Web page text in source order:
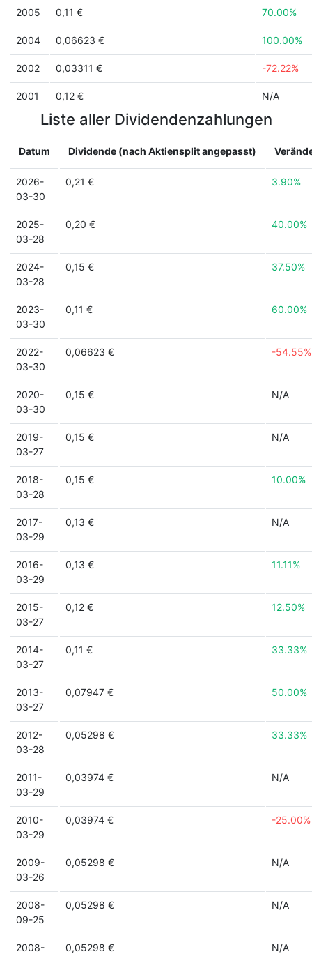
2005 0,11 € 70.00%
2004 0,06623 € 100.00%
2002 0,03311 € -72.22%
2001 0,12 € N/A
Liste aller Dividendenzahlungen
Datum Dividende (nach Aktiensplit angepasst)
2026-
03-30
0,21 € 3.90%
2025-
03-28
0,20 € 40.00%
2024-
03-28
0,15 € 37.50%
2023-
03-30
0,11 € 60.00%
2022-
03-30
0,06623 € -54.55%
2020-
03-30
0,15 € N/A
2019-
03-27
0,15 € N/A
2018-
03-28
0,15 € 10.00%
2017-
03-29
0,13 € N/A
2016-
03-29
0,13 € 11.11%
2015-
03-27
0,12 € 12.50%
2014-
03-27
0,11 € 33.33%
2013-
03-27
0,07947 € 50.00%
2012-
03-28
0,05298 € 33.33%
2011-
03-29
0,03974 € N/A
2010-
03-29
0,03974 € -25.00%
2009-
03-26
0,05298 € N/A
2008-
09-25
0,05298 € N/A
2008-
0,05298 € N/A